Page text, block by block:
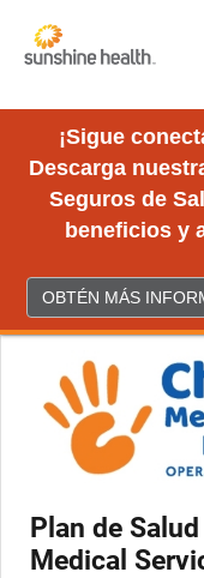
¡Sigue
Descarga
Seguros de
beneficios y
OBTÉN MÁS
Plan de
Medical